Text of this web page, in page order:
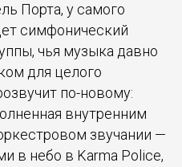
Порта, у самого
симфонический
чья музыка давно
для целого
по-новому:
внутренним
звучании —
в небо в Karma Police,